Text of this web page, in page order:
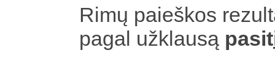
Rimų paieškos
pagal užklausą pasit